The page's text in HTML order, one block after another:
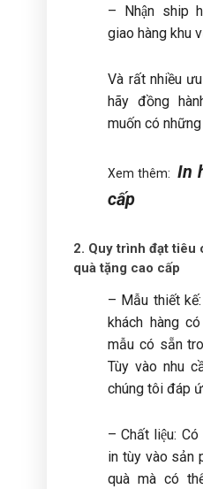
– Nhận ship
giao hàng khu
Và rất nhiều
hãy đồng
muốn có
Xem thêm: In
cấp
2. Quy trình đạt tiêu
quà tặng cao cấp
– Mẫu thiết
khách hàng
mẫu có sẵn
Tùy vào nhu
chúng tôi đáp
– Chất liệu:
in tùy vào sản
quà mà có